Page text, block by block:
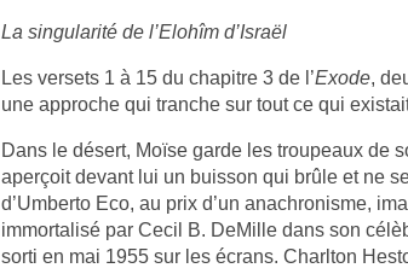
La singularité de l’Elohîm d’Israël
Les versets 1 à 15 du chapitre 3 de l’Exode,
une approche qui tranche sur tout ce qui
Dans le désert, Moïse garde les troupeaux de
aperçoit devant lui un buisson qui brûle et ne
d’Umberto Eco, au prix d’un anachronisme,
immortalisé par Cecil B. DeMille dans son
sorti en mai 1955 sur les écrans. Charlton